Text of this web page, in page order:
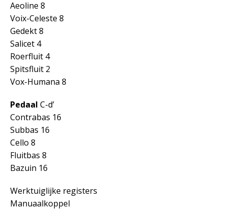
Aeoline 8
Voix-Celeste 8
Gedekt 8
Salicet 4
Roerfluit 4
Spitsfluit 2
Vox-Humana 8
Pedaal C-d’
Contrabas 16
Subbas 16
Cello 8
Fluitbas 8
Bazuin 16
Werktuiglijke registers
Manuaalkoppel